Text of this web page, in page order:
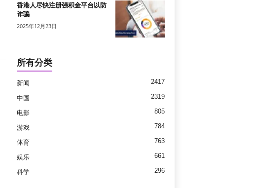
香港人尽快注册强积金平台以防
诈骗
2025年12月23日
所有分类
新闻 2417
中国 2319
电影 805
游戏 784
体育 763
娱乐 661
科学 296